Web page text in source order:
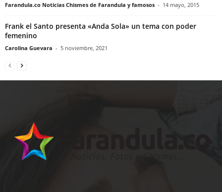
Farandula.co Noticias Chismes de Farandula y famosos - 14 mayo, 2015
Frank el Santo presenta «Anda Sola» un tema con poder
femenino
Carolina Guevara - 5 noviembre, 2021